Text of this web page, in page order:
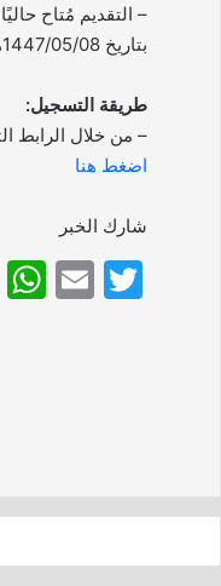
– التقديم مُتاح
بتاريخ 1447/05/08هـ الموافق 2025/10/30م.
طريقة التسجيل:
– من خلال الرابط
اضغط هنا
شارك الخبر
T
E